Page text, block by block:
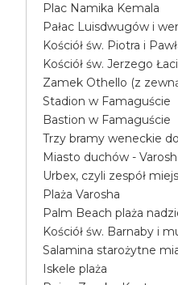
Plac Namika Kemala
Pałac Luisdwugów i
Kościół św. Piotra i
Kościół św. Jerzego
Zamek Othello (z
Stadion w Famaguście
Bastion w Famaguście
Trzy bramy weneckie
Miasto duchów -
Urbex, czyli zespół
Plaża Varosha
Palm Beach plaża
Kościół św. Barnaby i
Salamina starożytne
Iskele plaża